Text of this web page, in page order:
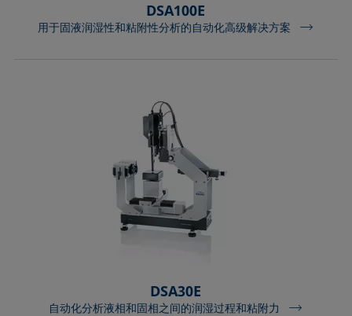
DSA100E
用于固液润湿性和粘附性分析的自动化高级解决方案
DSA30E
自动化分析液相和固相之间的润湿过程和粘附力